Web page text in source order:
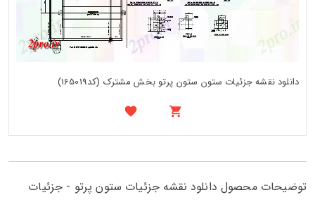
دانلود نقشه جزئیات ستون ستون پرتو بخش مشترک (کد165019)
توضیحات محصول دانلود نقشه جزئیات ستون پرتو - جزئیات